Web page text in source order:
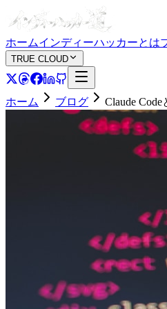
ホームインディーハッカーとは
TRUE CLOUD
ホーム ブログ Claude Code